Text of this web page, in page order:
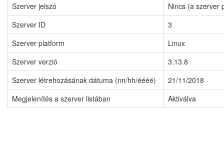
Szerver jelszó
Nincs (a szerver
Szerver ID
3
Szerver platform
Linux
Szerver verzió
3.13.8
Szerver létrehozásának dátuma (nn/hh/éééé)
21/11/2018
Megjelenítés a szerver listában
Aktiválva